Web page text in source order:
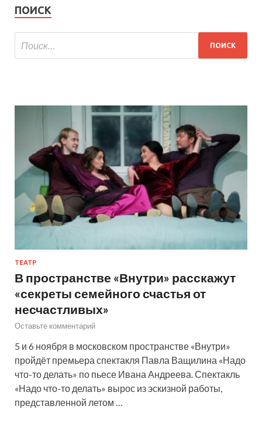
ПОИСК
ТЕАТР
В пространстве «Внутри» расскажут
«секреты семейного счастья от
несчастливых»
Оставьте комментарий
5 и 6 ноября в московском пространстве «Внутри»
пройдёт премьера спектакля Павла Ващилина «Надо
что-то делать» по пьесе Ивана Андреева. Спектакль
«Надо что-то делать» вырос из эскизной работы,
представленной летом …